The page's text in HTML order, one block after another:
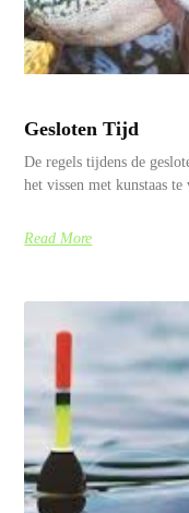
Gesloten Tijd
De regels tijdens de
het vissen met kunstaas te
Read More